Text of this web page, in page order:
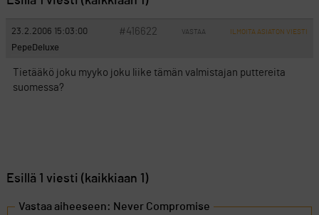
23.2.2006 15:03:00 #416622 VASTAA ILMOITA ASIATON VIESTI
PepeDeluxe
Tietääkö joku myyko joku liike tämän valmistajan puttereita
suomessa?
Esillä 1 viesti (kaikkiaan 1)
Vastaa aiheeseen: Never Compromise